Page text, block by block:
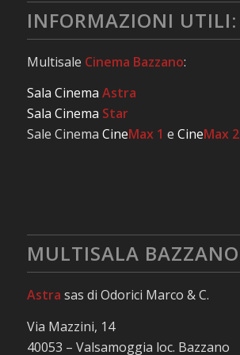
INFORMAZIONI UTILI:
Multisale Cinema Bazzano:
Sala Cinema Astra
Sala Cinema Star
Sale Cinema CineMax 1 e CineMax 2
MULTISALA BAZZANO
Astra sas di Odorici Marco & C.
Via Mazzini, 14
40053 – Valsamoggia loc. Bazzano